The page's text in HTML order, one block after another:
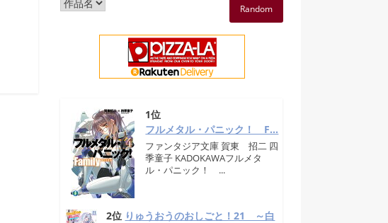
Random
1位
フルメタル・パニック！ F...
ファンタジア文庫 賀東 招二 四
季童子 KADOKAWAフルメタ
ル・パニック！ ...
2位 りゅうおうのおしごと！21 ～白